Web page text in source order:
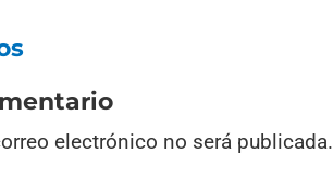
electrónico no será publicada.